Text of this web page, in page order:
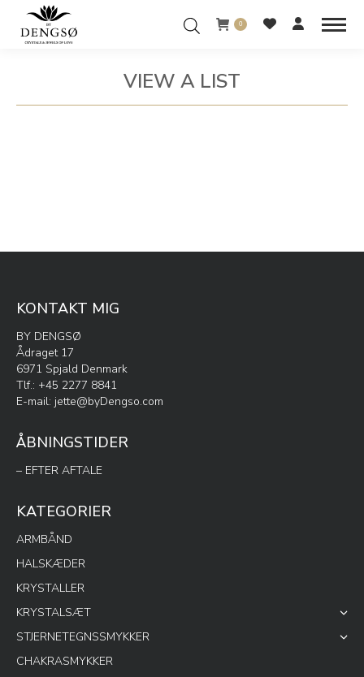
0
VIEW A LIST
You are here:
KONTAKT MIG
BY DENGSØ
Ådraget 17
6971 Spjald Denmark
Tlf.: +45 2277 8841
E-mail: jette@byDengso.com
ÅBNINGSTIDER
– EFTER AFTALE
KATEGORIER
ARMBÅND
HALSKÆDER
KRYSTALLER
KRYSTALSÆT
STJERNETEGNSSMYKKER
CHAKRASMYKKER